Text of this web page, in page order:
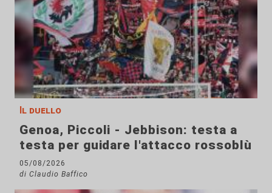
Il duello
Genoa, Piccoli - Jebbison: testa a
testa per guidare l'attacco rossoblù
05/08/2026
di Claudio Baffico